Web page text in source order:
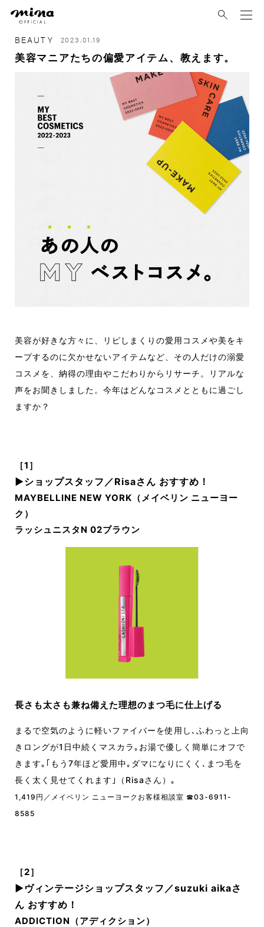
BEAUTY 2023.01.19
美容マニアたちの偏愛アイテム、教えます。
美容が好きな方々に、リピしまくりの愛用コスメや美をキ
ープするのに欠かせないアイテムなど、その人だけの溺愛
コスメを、納得の理由やこだわりからリサーチ。リアルな
声をお聞きしました。今年はどんなコスメとともに過ごし
ますか？
［1］
▶︎ショップスタッフ／Risaさん おすすめ！
MAYBELLINE NEW YORK（メイベリン ニューヨー
ク）
ラッシュニスタN 02ブラウン
長さも太さも兼ね備えた理想のまつ毛に仕上げる
まるで空気のように軽いファイバーを使用し､ふわっと上向
きロングが1日中続くマスカラ｡お湯で優しく簡単にオフで
きます｡｢もう7年ほど愛用中｡ダマになりにくく､まつ毛を
長く太く見せてくれます｣（Risaさん）｡
1,419円／メイベリン ニューヨークお客様相談室 ☎︎03-6911-
8585
［2］
▶︎ ヴィンテージショップスタッフ／suzuki aikaさ
ん おすすめ！
ADDICTION（アディクション）